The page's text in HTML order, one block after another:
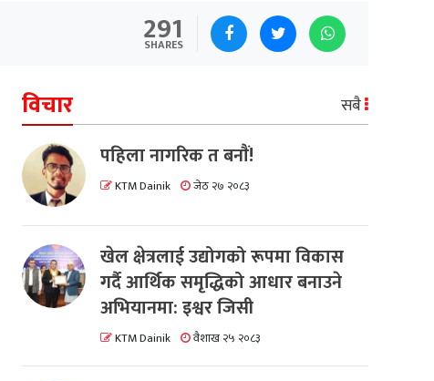
291
SHARES
विचार सबै
पहिला नागरिक त बनाैं!
KTM Dainik जेठ २७ २०८३
खेल क्षेत्रलाई उद्योगको रूपमा विकास
गर्दै आर्थिक समृद्धिको आधार बनाउने
अभियानमा: इश्वर जिसी
KTM Dainik वैशाख २५ २०८३